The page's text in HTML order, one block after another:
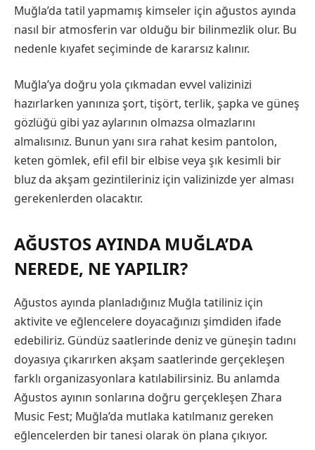
Muğla’da tatil yapmamış kimseler için ağustos ayında
nasıl bir atmosferin var olduğu bir bilinmezlik olur. Bu
nedenle kıyafet seçiminde de kararsız kalınır.
Muğla’ya doğru yola çıkmadan evvel valizinizi
hazırlarken yanınıza şort, tişört, terlik, şapka ve güneş
gözlüğü gibi yaz aylarının olmazsa olmazlarını
almalısınız. Bunun yanı sıra rahat kesim pantolon,
keten gömlek, efil efil bir elbise veya şık kesimli bir
bluz da akşam gezintileriniz için valizinizde yer alması
gerekenlerden olacaktır.
AĞUSTOS AYINDA MUĞLA’DA
NEREDE, NE YAPILIR?
Ağustos ayında planladığınız Muğla tatiliniz için
aktivite ve eğlencelere doyacağınızı şimdiden ifade
edebiliriz. Gündüz saatlerinde deniz ve güneşin tadını
doyasıya çıkarırken akşam saatlerinde gerçekleşen
farklı organizasyonlara katılabilirsiniz. Bu anlamda
Ağustos ayının sonlarına doğru gerçekleşen Zhara
Music Fest; Muğla’da mutlaka katılmanız gereken
eğlencelerden bir tanesi olarak ön plana çıkıyor.